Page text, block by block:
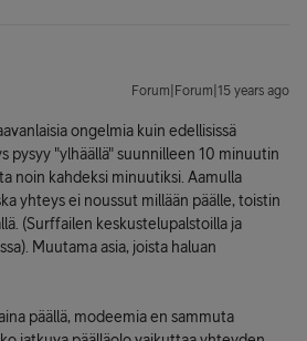
Forum|Forum|15 years ago
ongelmia kuin edellisissä
pysyy "ylhäällä" suunnilleen 10 minuutin
noin kahdeksi minuutiksi. Aamulla
yhteys ei noussut millään päälle, toistin
(Surffailen keskustelupalstoilla ja
Muutama asia, joista haluan
päällä, modeemia en sammuta